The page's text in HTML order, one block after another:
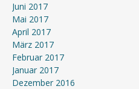
Juni 2017
Mai 2017
April 2017
März 2017
Februar 2017
Januar 2017
Dezember 2016